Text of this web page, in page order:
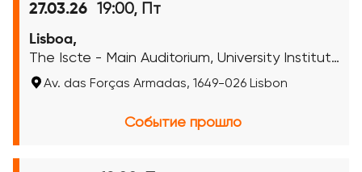
27.03.26 19:00, Пт
Lisboa,
The Iscte - Main Auditorium, University Institute
of Lisbon
Av. das Forças Armadas, 1649-026 Lisbon
Событие прошло